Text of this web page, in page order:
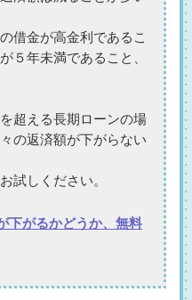
借金が高金利であるこ
５年未満であること、
超える長期ローンの場
の返済額が下がらない
試しください。
下がるかどうか、無料